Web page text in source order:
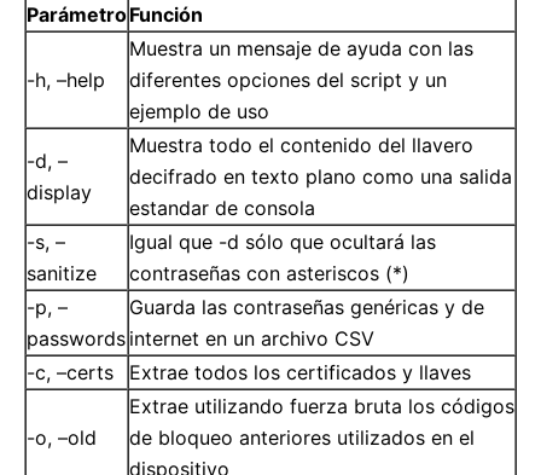
ParámetroFunción
-h, –help
Muestra un mensaje de ayuda con las
diferentes opciones del script y un
ejemplo de uso
-d, –
display
Muestra todo el contenido del llavero
decifrado en texto plano como una salida
estandar de consola
-s, –
sanitize
Igual que -d sólo que ocultará las
contraseñas con asteriscos (*)
-p, –
passwords
Guarda las contraseñas genéricas y de
internet en un archivo CSV
-c, –certs
Extrae todos los certificados y llaves
-o, –old
Extrae utilizando fuerza bruta los códigos
de bloqueo anteriores utilizados en el
dispositivo